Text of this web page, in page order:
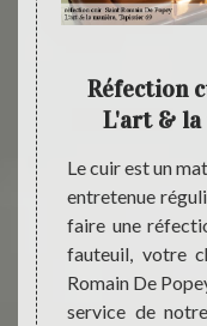
& la
pour
cuir
vous
Réfection
L'art & la
Le cuir est un
entretenue
faire une
fauteuil, votre
Romain De
service de